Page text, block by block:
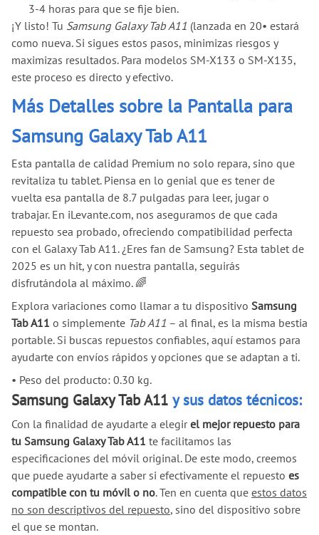
3-4 horas para que se fije bien.
¡Y listo! Tu Samsung Galaxy Tab A11 (lanzada en 20• estará
como nueva. Si sigues estos pasos, minimizas riesgos y
maximizas resultados. Para modelos SM-X133 o SM-X135,
este proceso es directo y efectivo.
Más Detalles sobre la Pantalla para
Samsung Galaxy Tab A11
Esta pantalla de calidad Premium no solo repara, sino que
revitaliza tu tablet. Piensa en lo genial que es tener de
vuelta esa pantalla de 8.7 pulgadas para leer, jugar o
trabajar. En iLevante.com, nos aseguramos de que cada
repuesto sea probado, ofreciendo compatibilidad perfecta
con el Galaxy Tab A11. ¿Eres fan de Samsung? Esta tablet de
2025 es un hit, y con nuestra pantalla, seguirás
disfrutándola al máximo. 🌈
Explora variaciones como llamar a tu dispositivo Samsung
Tab A11 o simplemente Tab A11 – al final, es la misma bestia
portable. Si buscas repuestos confiables, aquí estamos para
ayudarte con envíos rápidos y opciones que se adaptan a ti.
• Peso del producto: 0.30 kg.
Samsung Galaxy Tab A11 y sus datos técnicos:
Con la finalidad de ayudarte a elegirel mejor repuesto para
tu Samsung Galaxy Tab A11 te facilitamos las
especificaciones del móvil original. De este modo, creemos
que puede ayudarte a saber si efectivamente el repuesto es
compatible con tu móvil o no. Ten en cuenta que estos datos
no son descriptivos del repuesto, sino del dispositivo sobre
el que se montan.